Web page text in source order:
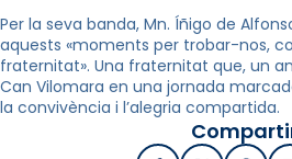
Per la seva banda, Mn. Íñigo de
aquests «moments per trobar-nos,
fraternitat». Una fraternitat que, un
Can Vilomara en una jornada
la convivència i l’alegria compartida.